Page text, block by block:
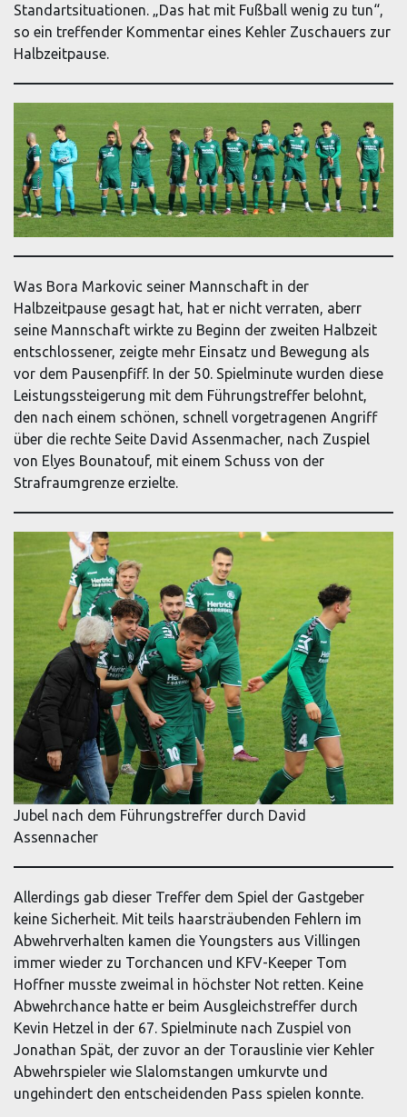
Standartsituationen. „Das hat mit Fußball wenig zu tun“,
so ein treffender Kommentar eines Kehler Zuschauers zur
Halbzeitpause.
Was Bora Markovic seiner Mannschaft in der
Halbzeitpause gesagt hat, hat er nicht verraten, aberr
seine Mannschaft wirkte zu Beginn der zweiten Halbzeit
entschlossener, zeigte mehr Einsatz und Bewegung als
vor dem Pausenpfiff. In der 50. Spielminute wurden diese
Leistungssteigerung mit dem Führungstreffer belohnt,
den nach einem schönen, schnell vorgetragenen Angriff
über die rechte Seite David Assenmacher, nach Zuspiel
von Elyes Bounatouf, mit einem Schuss von der
Strafraumgrenze erzielte.
Jubel nach dem Führungstreffer durch David
Assennacher
Allerdings gab dieser Treffer dem Spiel der Gastgeber
keine Sicherheit. Mit teils haarsträubenden Fehlern im
Abwehrverhalten kamen die Youngsters aus Villingen
immer wieder zu Torchancen und KFV-Keeper Tom
Hoffner musste zweimal in höchster Not retten. Keine
Abwehrchance hatte er beim Ausgleichstreffer durch
Kevin Hetzel in der 67. Spielminute nach Zuspiel von
Jonathan Spät, der zuvor an der Torauslinie vier Kehler
Abwehrspieler wie Slalomstangen umkurvte und
ungehindert den entscheidenden Pass spielen konnte.